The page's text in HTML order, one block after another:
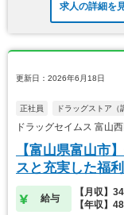
求人の詳細を
更新日：2026年6月18日
正社員 ドラッグストア（
ドラッグセイムス 富山
【富山県富山市
スと充実した福
給与
【月収】
【年収】